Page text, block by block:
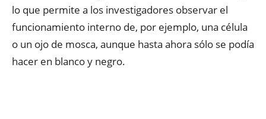
lo que permite a los investigadores observar el
funcionamiento interno de, por ejemplo, una célula
o un ojo de mosca, aunque hasta ahora sólo se podía
hacer en blanco y negro.